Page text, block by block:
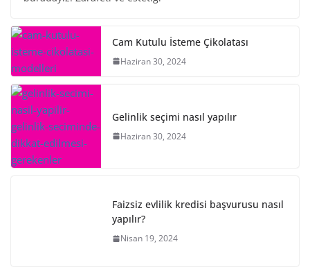
Cam Kutulu İsteme Çikolatası
Haziran 30, 2024
Gelinlik seçimi nasıl yapılır
Haziran 30, 2024
Faizsiz evlilik kredisi başvurusu nasıl
yapılır?
Nisan 19, 2024